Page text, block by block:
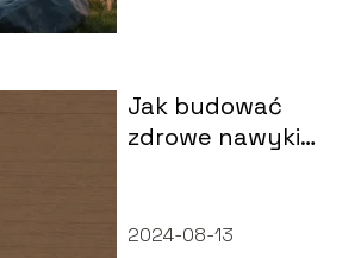
Jak budować
zdrowe nawyki
2024-08-13